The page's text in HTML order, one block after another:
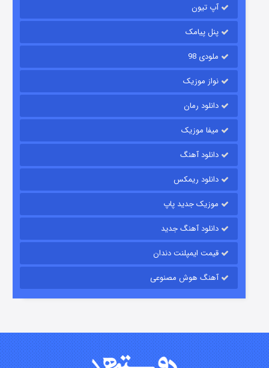
قسمت
قسمت۲ (دوبله) منتشر شد
آپ تیون
پنل پیامک
ملودی 98
نواز موزیک
دانلود رمان
میفا موزیک
دانلود آهنگ
دانلود ریمکس
موزیک جدید پاپ
دانلود آهنگ جدید
قیمت ایمپلنت دندان
آهنگ هوش مصنوعی